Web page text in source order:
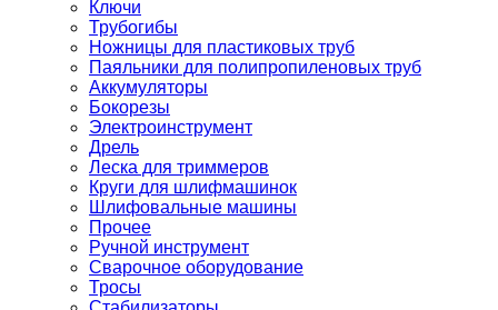
Ключи
Трубогибы
Ножницы для пластиковых труб
Паяльники для полипропиленовых труб
Аккумуляторы
Бокорезы
Электроинструмент
Дрель
Леска для триммеров
Круги для шлифмашинок
Шлифовальные машины
Прочее
Ручной инструмент
Сварочное оборудование
Тросы